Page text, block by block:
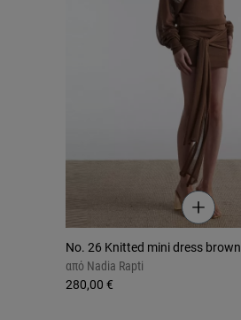
No. 26 Knitted mini dress brown
από Nadia Rapti
280,00 €